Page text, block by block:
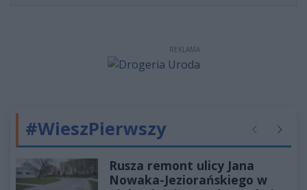
REKLAMA
#WieszPierwszy Poprzednie
Rusza remont ulicy Jana
Nowaka-Jeziorańskiego w